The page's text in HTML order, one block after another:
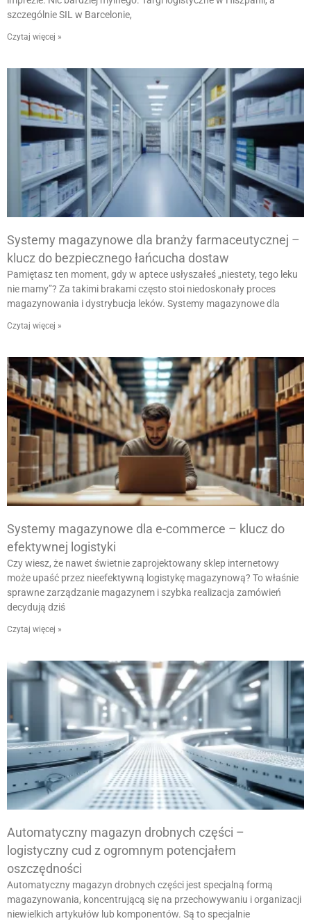
szczególnie SIL w Barcelonie,
Czytaj więcej »
Systemy magazynowe dla branży farmaceutycznej –
klucz do bezpiecznego łańcucha dostaw
Pamiętasz ten moment, gdy w aptece usłyszałeś „niestety, tego leku
nie mamy”? Za takimi brakami często stoi niedoskonały proces
magazynowania i dystrybucja leków. Systemy magazynowe dla
Czytaj więcej »
Systemy magazynowe dla e-commerce – klucz do
efektywnej logistyki
Czy wiesz, że nawet świetnie zaprojektowany sklep internetowy
może upaść przez nieefektywną logistykę magazynową? To właśnie
sprawne zarządzanie magazynem i szybka realizacja zamówień
decydują dziś
Czytaj więcej »
Automatyczny magazyn drobnych części –
logistyczny cud z ogromnym potencjałem
oszczędności
Automatyczny magazyn drobnych części jest specjalną formą
magazynowania, koncentrującą się na przechowywaniu i organizacji
niewielkich artykułów lub komponentów. Są to specjalnie